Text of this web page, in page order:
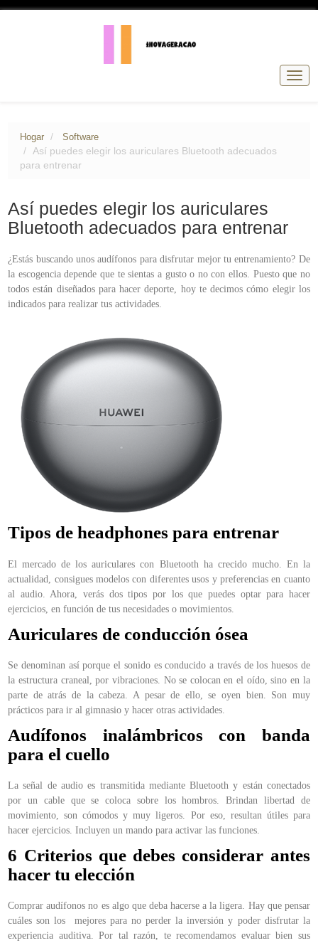
Hogar Software
Así puedes elegir los auriculares Bluetooth adecuados
para entrenar
Así puedes elegir los auriculares
Bluetooth adecuados para entrenar
¿Estás buscando unos audífonos para disfrutar mejor tu entrenamiento? De
la escogencia depende que te sientas a gusto o no con ellos. Puesto que no
todos están diseñados para hacer deporte, hoy te decimos cómo elegir los
indicados para realizar tus actividades.
Tipos de headphones para entrenar
El mercado de los auriculares con Bluetooth ha crecido mucho. En la
actualidad, consigues modelos con diferentes usos y preferencias en cuanto
al audio. Ahora, verás dos tipos por los que puedes optar para hacer
ejercicios, en función de tus necesidades o movimientos.
Auriculares de conducción ósea
Se denominan así porque el sonido es conducido a través de los huesos de
la estructura craneal, por vibraciones. No se colocan en el oído, sino en la
parte de atrás de la cabeza. A pesar de ello, se oyen bien. Son muy
prácticos para ir al gimnasio y hacer otras actividades.
Audífonos inalámbricos con banda
para el cuello
La señal de audio es transmitida mediante Bluetooth y están conectados
por un cable que se coloca sobre los hombros. Brindan libertad de
movimiento, son cómodos y muy ligeros. Por eso, resultan útiles para
hacer ejercicios. Incluyen un mando para activar las funciones.
6 Criterios que debes considerar antes
hacer tu elección
Comprar audífonos no es algo que deba hacerse a la ligera. Hay que pensar
cuáles son los mejores para no perder la inversión y poder disfrutar la
experiencia auditiva. Por tal razón, te recomendamos evaluar bien sus